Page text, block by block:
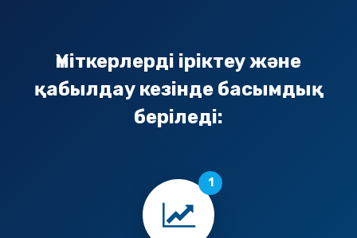
Үміткерлерді іріктеу және
қабылдау кезінде басымдық
беріледі: